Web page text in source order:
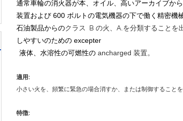
通常車輪の消火器が本、オイル、高いアーカイブか
装置および 600 ボルトの電気機器の下で働く精密機
石油製品からのクラス B の火、A.を分類することを
しやすいのための excepter
液体、水溶性の可燃性の ancharged 装置。
適用:
小さい火を、頻繁に緊急の場合消すか、または制御すること
特徴: